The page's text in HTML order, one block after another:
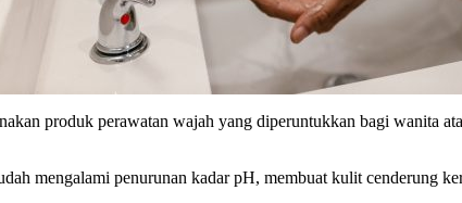
produk perawatan wajah yang diperuntukkan bagi wanita
mengalami penurunan kadar pH, membuat kulit cenderung